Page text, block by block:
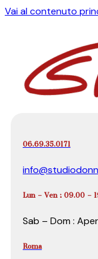
Vai al contenuto
06.69.35.0171
Lun – Ven : 09.00 –
Sab – Dom :
Roma